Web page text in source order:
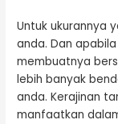
Untuk ukurannya
anda. Dan
membuatnya
lebih banyak
anda. Kerajinan
manfaatkan